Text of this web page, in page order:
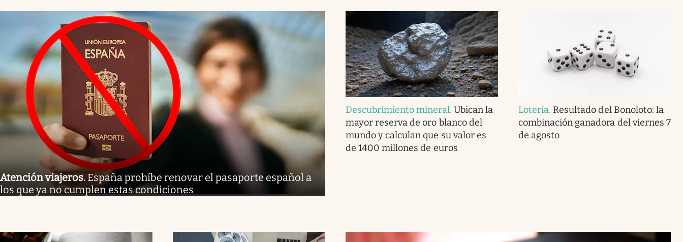
Atención viajeros.España prohíbe renovar el pasaporte español a
los que ya no cumplen estas condiciones
Descubrimiento mineral. Ubican la
mayor reserva de oro blanco del
mundo y calculan que su valor es
de 1400 millones de euros
Lotería. Resultado del Bonoloto: la
combinación ganadora del viernes 7
de agosto